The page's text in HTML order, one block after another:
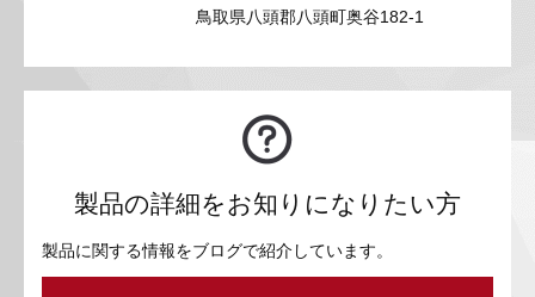
鳥取県八頭郡八頭町奥谷182-1
製品の詳細をお知りになりたい方
製品に関する情報をブログで紹介しています。